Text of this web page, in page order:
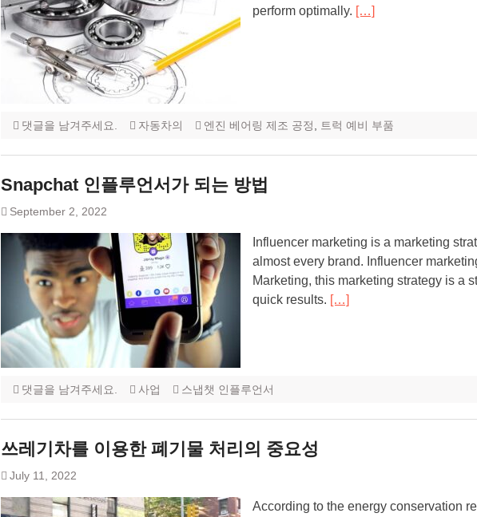
perform optimally. […]
댓글을 남겨주세요. 자동차의 엔진 베어링 제조 공정, 트럭 예비 부품
Snapchat 인플루언서가 되는 방법
September 2, 2022
Influencer marketing is a marketing
almost every brand. Influencer
Marketing, this marketing strategy is a
quick results. […]
댓글을 남겨주세요. 사업 스냅챗 인플루언서
쓰레기차를 이용한 폐기물 처리의 중요성
July 11, 2022
According to the energy conservation